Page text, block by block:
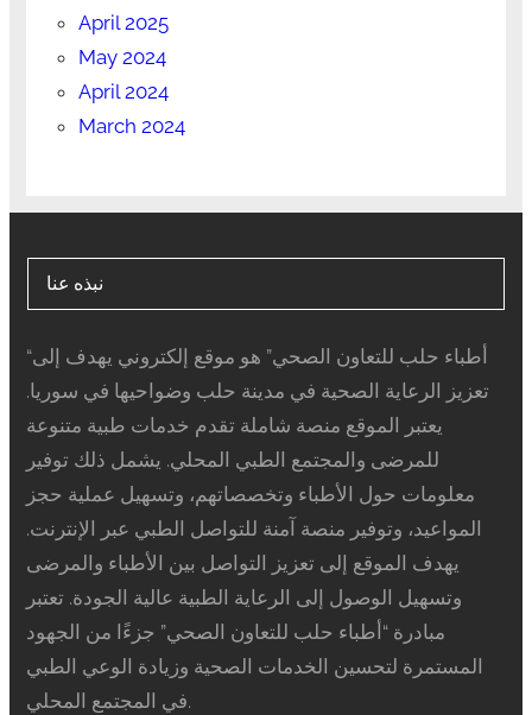
April 2025
May 2024
April 2024
March 2024
نبذه عنا
“أطباء حلب للتعاون الصحي” هو موقع إلكتروني يهدف إلى
تعزيز الرعاية الصحية في مدينة حلب وضواحيها في سوريا.
يعتبر الموقع منصة شاملة تقدم خدمات طبية متنوعة
للمرضى والمجتمع الطبي المحلي. يشمل ذلك توفير
معلومات حول الأطباء وتخصصاتهم، وتسهيل عملية حجز
المواعيد، وتوفير منصة آمنة للتواصل الطبي عبر الإنترنت.
يهدف الموقع إلى تعزيز التواصل بين الأطباء والمرضى
وتسهيل الوصول إلى الرعاية الطبية عالية الجودة. تعتبر
مبادرة “أطباء حلب للتعاون الصحي” جزءًا من الجهود
المستمرة لتحسين الخدمات الصحية وزيادة الوعي الطبي
في المجتمع المحلي.